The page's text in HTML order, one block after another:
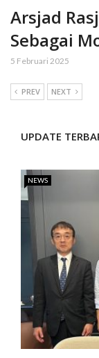
Arsjad
Sebagai
5 Februari 2025
PREV NEXT
UPDATE
NEWS